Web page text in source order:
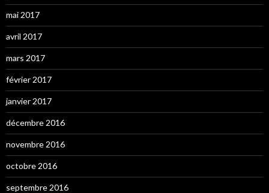
mai 2017
avril 2017
mars 2017
février 2017
janvier 2017
décembre 2016
novembre 2016
octobre 2016
septembre 2016